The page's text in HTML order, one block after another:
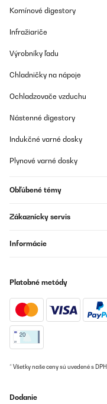
Komínové digestory
Infražiariče
Výrobníky ľadu
Chladničky na nápoje
Ochladzovače vzduchu
Nástenné digestory
Indukčné varné dosky
Plynové varné dosky
Obľúbené témy
Zákaznícky servis
Informácie
Platobné metódy
* Všetky naše ceny sú uvedené s DPH.
Dodanie